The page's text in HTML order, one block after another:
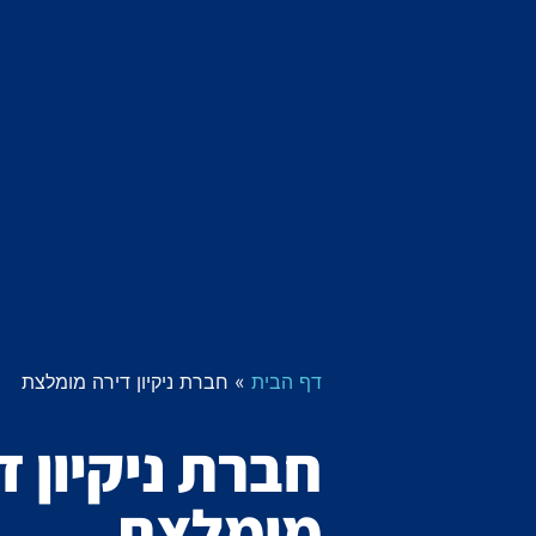
דף הבית» חברת ניקיון דירה מומלצת
חברת ניקיון